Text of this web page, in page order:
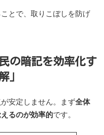
とで、取りこぼしを防げ
の暗記を効率化す
」
安定しません。まず全体
るのが効率的です。